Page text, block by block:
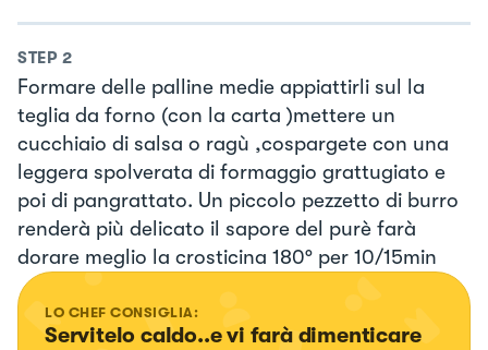
STEP 2
Formare delle palline medie appiattirli sul la
teglia da forno (con la carta )mettere un
cucchiaio di salsa o ragù ,cospargete con una
leggera spolverata di formaggio grattugiato e
poi di pangrattato. Un piccolo pezzetto di burro
renderà più delicato il sapore del purè farà
dorare meglio la crosticina 180° per 10/15min
LO CHEF CONSIGLIA:
Servitelo caldo..e vi farà dimenticare